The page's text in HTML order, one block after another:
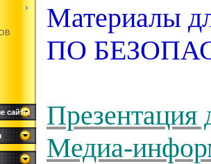
сайты
Материалы
ПО
Презентация
Медиа-